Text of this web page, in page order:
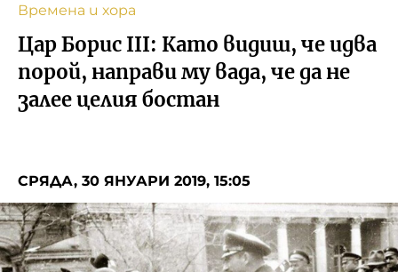
Музика
Спорт
За Нас
БНР
БНР Новини
Детското.БНР
Времена и хора
Цар Борис III: Като видиш, че идва
порой, направи му вада, че да не
залее целия бостан
СРЯДА, 30 ЯНУАРИ 2019, 15:05